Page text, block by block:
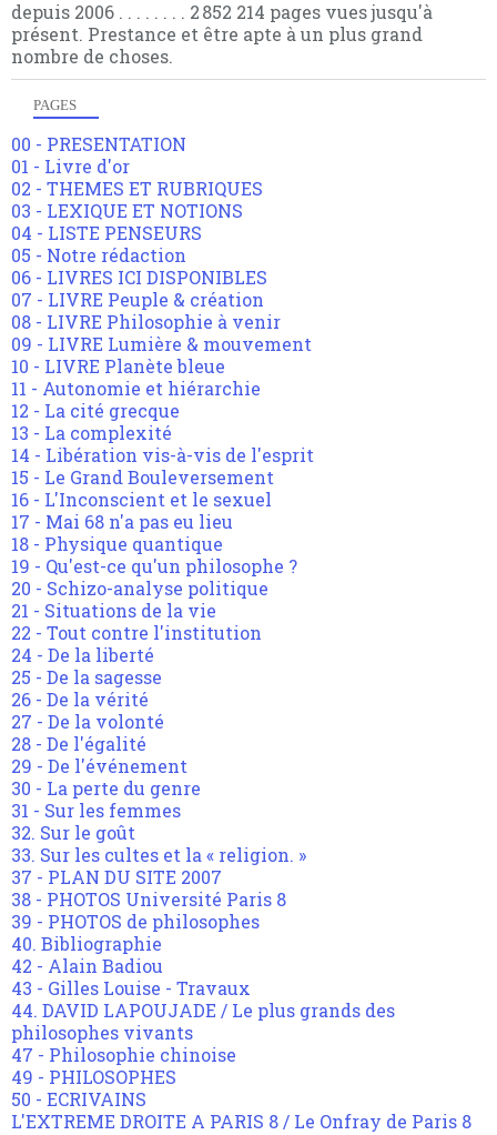
depuis 2006 . . . . . . . . 2 852 214 pages vues jusqu'à
présent. Prestance et être apte à un plus grand
nombre de choses.
PAGES
00 - PRESENTATION
01 - Livre d'or
02 - THEMES ET RUBRIQUES
03 - LEXIQUE ET NOTIONS
04 - LISTE PENSEURS
05 - Notre rédaction
06 - LIVRES ICI DISPONIBLES
07 - LIVRE Peuple & création
08 - LIVRE Philosophie à venir
09 - LIVRE Lumière & mouvement
10 - LIVRE Planète bleue
11 - Autonomie et hiérarchie
12 - La cité grecque
13 - La complexité
14 - Libération vis-à-vis de l'esprit
15 - Le Grand Bouleversement
16 - L'Inconscient et le sexuel
17 - Mai 68 n'a pas eu lieu
18 - Physique quantique
19 - Qu'est-ce qu'un philosophe ?
20 - Schizo-analyse politique
21 - Situations de la vie
22 - Tout contre l'institution
24 - De la liberté
25 - De la sagesse
26 - De la vérité
27 - De la volonté
28 - De l'égalité
29 - De l'événement
30 - La perte du genre
31 - Sur les femmes
32. Sur le goût
33. Sur les cultes et la « religion. »
37 - PLAN DU SITE 2007
38 - PHOTOS Université Paris 8
39 - PHOTOS de philosophes
40. Bibliographie
42 - Alain Badiou
43 - Gilles Louise - Travaux
44. DAVID LAPOUJADE / Le plus grands des
philosophes vivants
47 - Philosophie chinoise
49 - PHILOSOPHES
50 - ECRIVAINS
L'EXTREME DROITE A PARIS 8 / Le Onfray de Paris 8